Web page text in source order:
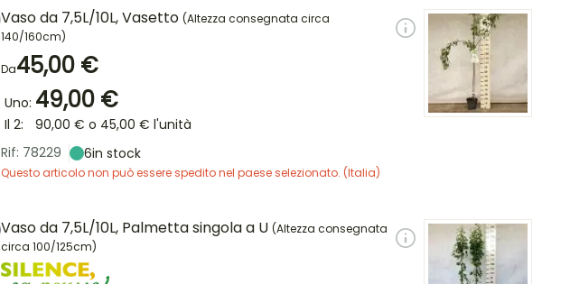
Vaso da 7,5L/10L, Vasetto (Altezza consegnata circa
140/160cm)
Da45,00 €
Uno: 49,00 €
Il 2: 90,00 € o 45,00 € l'unità
Rif: 78229
6in stock
Questo articolo non può essere spedito nel paese selezionato. (Italia)
Vaso da 7,5L/10L, Palmetta singola a U (Altezza consegnata
circa 100/125cm)